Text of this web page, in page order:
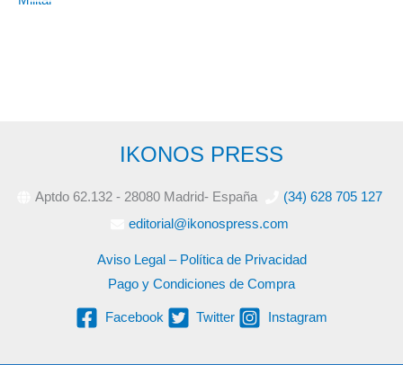
IKONOS PRESS
Aptdo 62.132 - 28080 Madrid- España
(34) 628 705 127
editorial@ikonospress.com
Aviso Legal – Política de Privacidad
Pago y Condiciones de Compra
Facebook Twitter Instagram